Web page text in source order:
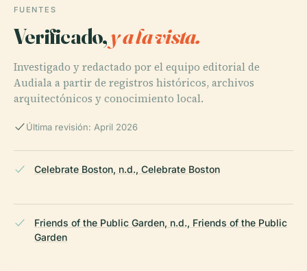
FUENTES
Verificado,y a la vista.
Investigado y redactado por el equipo editorial de
Audiala a partir de registros históricos, archivos
arquitectónicos y conocimiento local.
Última revisión: April 2026
Celebrate Boston, n.d., Celebrate Boston
Friends of the Public Garden, n.d., Friends of the Public
Garden